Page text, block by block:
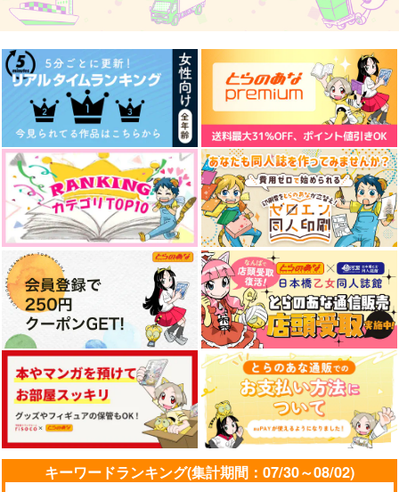
おむすびおいしい
1,572円
歌仙兼定
サンプル
作品詳細
ひだりや
1,320円
歌仙兼定
サンプル
作品詳細
楽園図書館
629
燭台切光忠×歌仙兼定
サンプル
作品詳細
今日の弁当なんじゃろ
な３
金瘡屋本舗
1,430円（税込）
サンプル
あなたの声で世界が廻
る
愛逢月
944円（税込）
大倶利伽羅×歌仙兼定
サンプル
静物
エドワルダの嘘
1,815円（税込）
歌仙兼定
サンプル
キーワードランキング(集計期間：07/30～08/02)